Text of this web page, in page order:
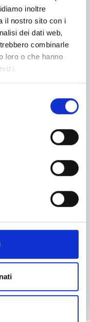
inoltre
il nostro sito con i
dei dati web,
combinarle
loro o che hanno